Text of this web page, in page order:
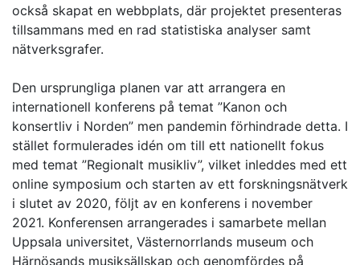
också skapat en webbplats, där projektet presenteras
tillsammans med en rad statistiska analyser samt
nätverksgrafer.
Den ursprungliga planen var att arrangera en
internationell konferens på temat ”Kanon och
konsertliv i Norden” men pandemin förhindrade detta. I
stället formulerades idén om till ett nationellt fokus
med temat ”Regionalt musikliv”, vilket inleddes med ett
online symposium och starten av ett forskningsnätverk
i slutet av 2020, följt av en konferens i november
2021. Konferensen arrangerades i samarbete mellan
Uppsala universitet, Västernorrlands museum och
Härnösands musiksällskap och genomfördes på